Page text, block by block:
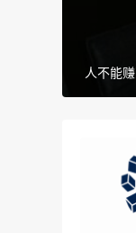
人不能